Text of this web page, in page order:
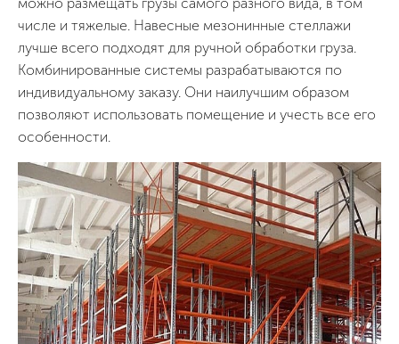
числе и тяжелые. Навесные мезонинные стеллажи
лучше всего подходят для ручной обработки груза.
Комбинированные системы разрабатываются по
индивидуальному заказу. Они наилучшим образом
позволяют использовать помещение и учесть все его
особенности.